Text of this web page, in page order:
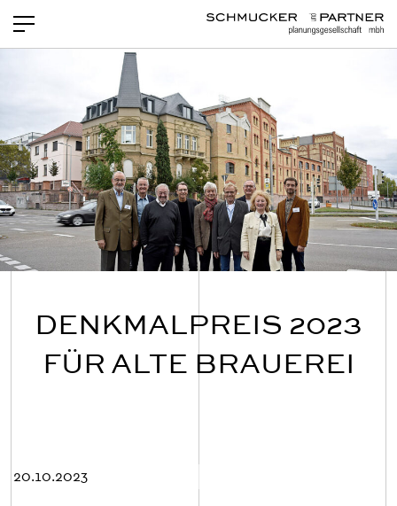
PROJEKTE
NEWS
LEISTUNGEN
TEAM
OFFENE STELLEN
DENKMALPREIS 2023
FÜR ALTE BRAUEREI
20.10.2023